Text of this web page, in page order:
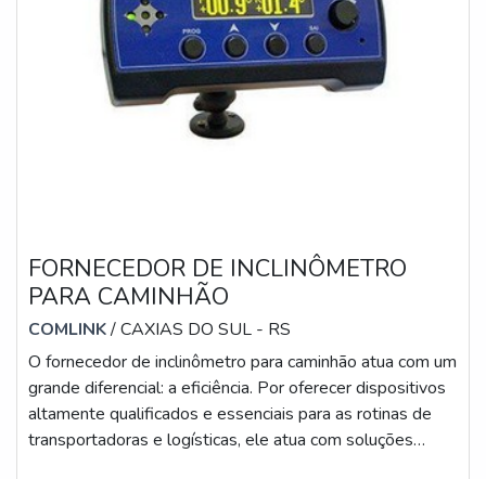
FORNECEDOR DE INCLINÔMETRO
PARA CAMINHÃO
COMLINK/ CAXIAS DO SUL - RS
O fornecedor de inclinômetro para caminhão atua com um
grande diferencial: a eficiência. Por oferecer dispositivos
altamente qualificados e essenciais para as rotinas de
transportadoras e logísticas, ele atua com soluções